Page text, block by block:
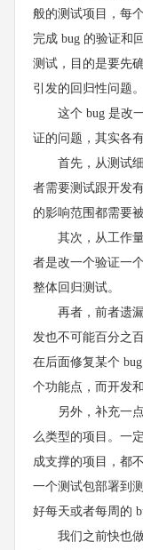
般的测试项目，每
完成 bug 的验证和
测试，目的是要先
引发的回归性问题。
这个 bug 是改一
证的问题，其实各有
首先，从测试细
者需要测试跟开发
的影响范围都需要被
其次，从工作量
者是改一个验证一
整体回归测试。
再者，前者遗漏
发也不可能百分之
在后面修复某个
个功能点，而开发
另外，补充一点
么类型的项目。一
成支撑的项目，都
一个测试包部署到
好每天或者每周的
我们之前快也做